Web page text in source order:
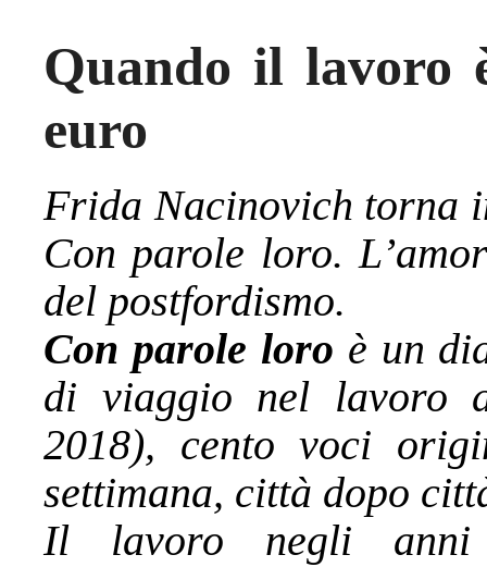
Quando il lavoro
euro
Frida Nacinovich torna
Con parole loro.
del postfordismo.
Con parole loro è un
di viaggio nel lavoro
2018), cento voci
settimana, città dopo
Il lavoro negli anni